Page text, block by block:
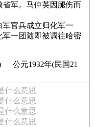
省军。马仲英因腿伤而
官兵成立归化军一
军一团随即被调往哈密
公元1932年(民国21
什么意思
什么意思
什么意思
什么意思